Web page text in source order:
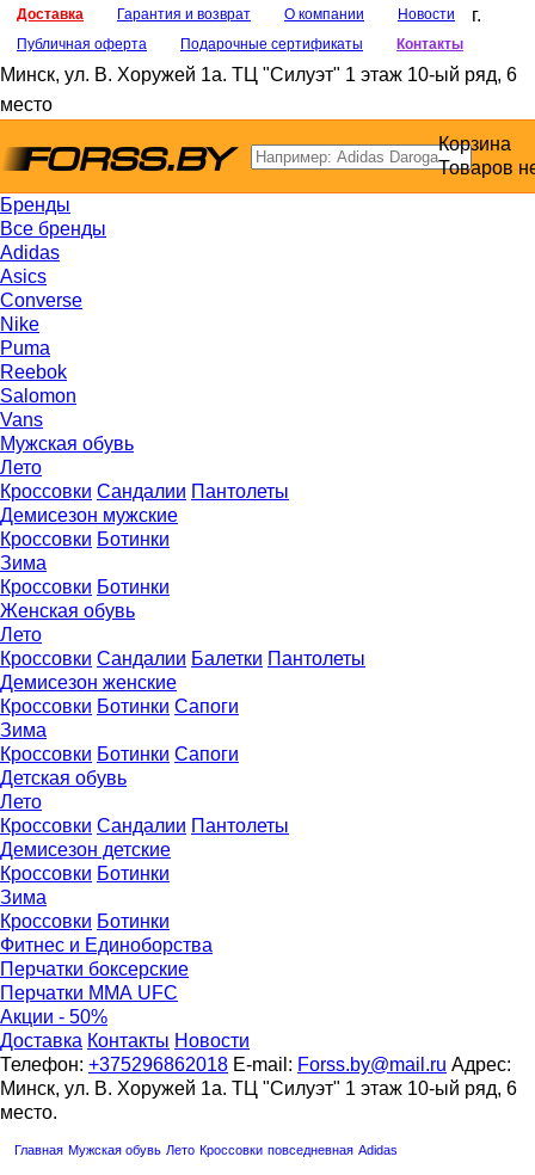
Доставка Гарантия и возврат О компании
Новости
Публичная оферта
Подарочные сертификаты Контакты
г.
Минск, ул. В. Хоружей 1а. ТЦ "Силуэт" 1 этаж 10-ый ряд, 6
место
Корзина
Товаров
Бренды
Все бренды
Adidas
Asics
Converse
Nike
Puma
Reebok
Salomon
Vans
Мужская обувь
Лето
Кроссовки Сандалии Пантолеты
Демисезон мужские
Кроссовки Ботинки
Зима
Кроссовки Ботинки
Женская обувь
Лето
Кроссовки Сандалии Балетки Пантолеты
Демисезон женские
Кроссовки Бoтинки Сапоги
Зима
Кроссовки Ботинки Сапоги
Детская обувь
Летo
Кроссовки Сандалии Пантолеты
Демисезон детские
Кроссовки Ботинки
Зима
Кроссовки Ботинки
Фитнес и Единоборства
Перчатки боксерские
Перчатки ММА UFC
Акции - 50%
Доставка Контакты Новости
Телефон: +375296862018 E-mail: Forss.by@mail.ru Адрес:
Минск, ул. В. Хоружей 1а. ТЦ "Силуэт" 1 этаж 10-ый ряд, 6
место.
Главная Мужская обувь Лето Кроссовки повседневная Adidas